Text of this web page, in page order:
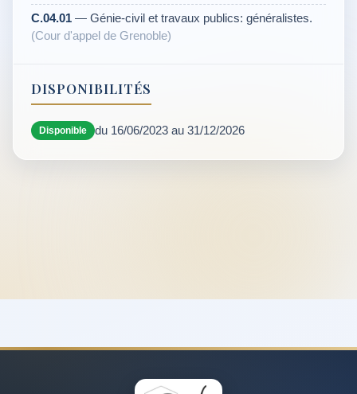
C.04.01 — Génie-civil et travaux publics: généralistes.
(Cour d'appel de Grenoble)
DISPONIBILITÉS
Disponible du 16/06/2023 au 31/12/2026